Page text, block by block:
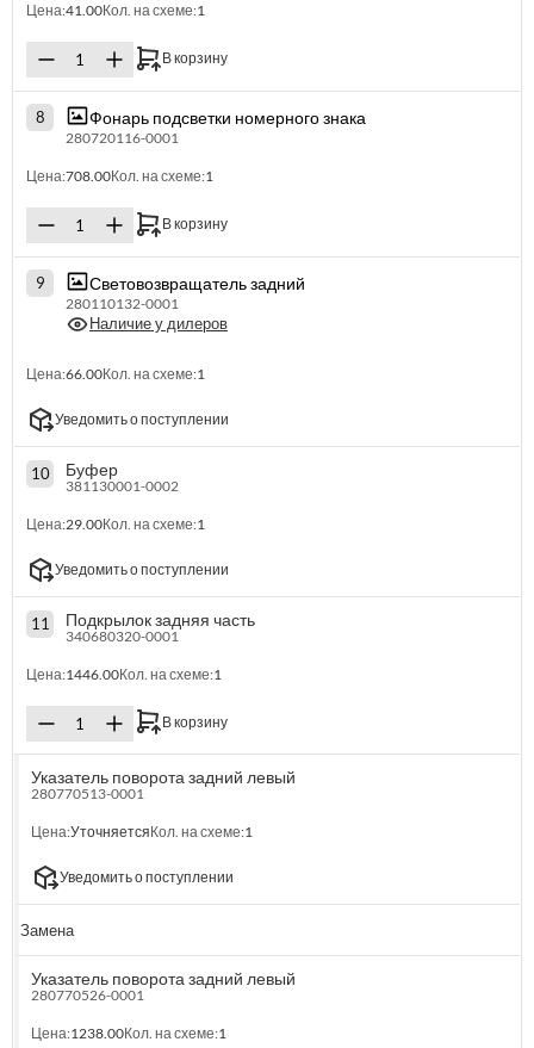
Цена:41.00Кол. на схеме:1
В корзину
8 Фонарь подсветки номерного знака
280720116-0001
Цена:708.00Кол. на схеме:1
В корзину
9 Световозвращатель задний
280110132-0001
Наличие у дилеров
Цена:66.00Кол. на схеме:1
Уведомить о поступлении
10 Буфер
381130001-0002
Цена:29.00Кол. на схеме:1
Уведомить о поступлении
11 Подкрылок задняя часть
340680320-0001
Цена:1446.00Кол. на схеме:1
В корзину
Указатель поворота задний левый
280770513-0001
Цена:УточняетсяКол. на схеме:1
Уведомить о поступлении
Замена
Указатель поворота задний левый
280770526-0001
Цена:1238.00Кол. на схеме:1